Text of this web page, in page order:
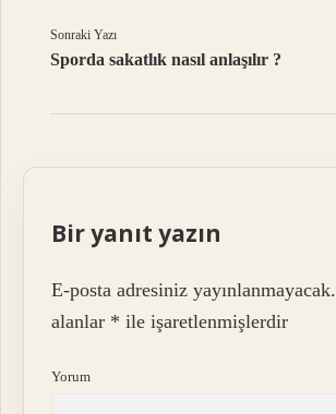
Sonraki Yazı
Sporda sakatlık nasıl anlaşılır ?
Bir yanıt yazın
E-posta adresiniz yayınlanmayacak.
alanlar * ile işaretlenmişlerdir
Yorum